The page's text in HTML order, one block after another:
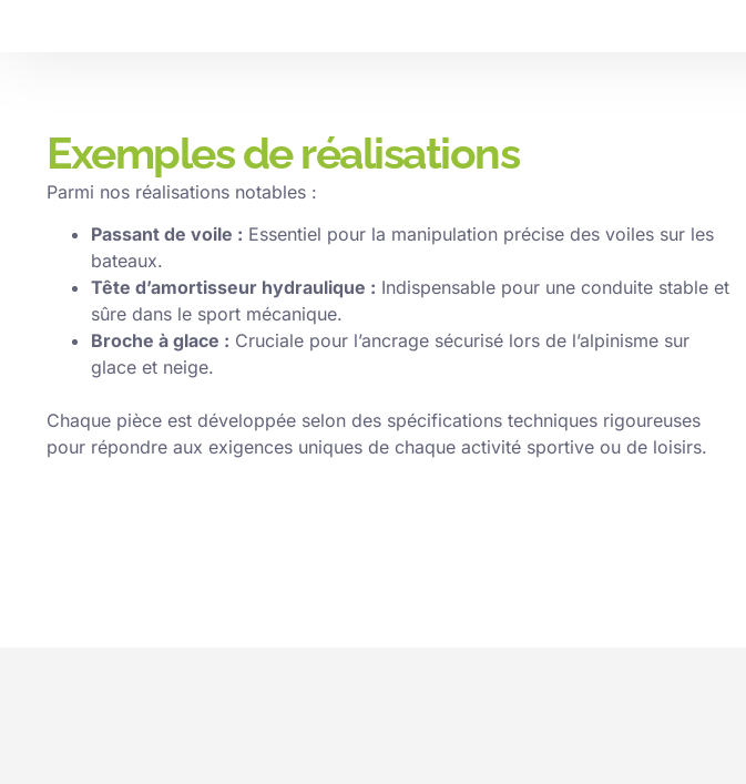
Exemples de réalisations
Parmi nos réalisations notables :
Passant de voile : Essentiel pour la manipulation précise des voiles sur les
bateaux.
Tête d’amortisseur hydraulique : Indispensable pour une conduite stable et
sûre dans le sport mécanique.
Broche à glace : Cruciale pour l’ancrage sécurisé lors de l’alpinisme sur
glace et neige.
Chaque pièce est développée selon des spécifications techniques rigoureuses
pour répondre aux exigences uniques de chaque activité sportive ou de loisirs.